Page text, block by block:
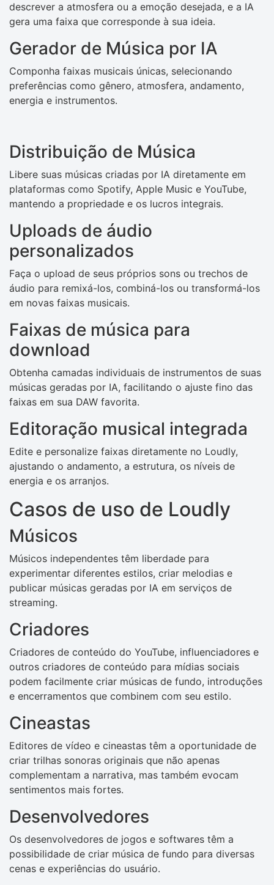
descrever a atmosfera ou a emoção desejada, e a IA
gera uma faixa que corresponde à sua ideia.
Gerador de Música por IA
Componha faixas musicais únicas, selecionando
preferências como gênero, atmosfera, andamento,
energia e instrumentos.
Distribuição de Música
Libere suas músicas criadas por IA diretamente em
plataformas como Spotify, Apple Music e YouTube,
mantendo a propriedade e os lucros integrais.
Uploads de áudio
personalizados
Faça o upload de seus próprios sons ou trechos de
áudio para remixá-los, combiná-los ou transformá-los
em novas faixas musicais.
Faixas de música para
download
Obtenha camadas individuais de instrumentos de suas
músicas geradas por IA, facilitando o ajuste fino das
faixas em sua DAW favorita.
Editoração musical integrada
Edite e personalize faixas diretamente no Loudly,
ajustando o andamento, a estrutura, os níveis de
energia e os arranjos.
Casos de uso de Loudly
Músicos
Músicos independentes têm liberdade para
experimentar diferentes estilos, criar melodias e
publicar músicas geradas por IA em serviços de
streaming.
Criadores
Criadores de conteúdo do YouTube, influenciadores e
outros criadores de conteúdo para mídias sociais
podem facilmente criar músicas de fundo, introduções
e encerramentos que combinem com seu estilo.
Cineastas
Editores de vídeo e cineastas têm a oportunidade de
criar trilhas sonoras originais que não apenas
complementam a narrativa, mas também evocam
sentimentos mais fortes.
Desenvolvedores
Os desenvolvedores de jogos e softwares têm a
possibilidade de criar música de fundo para diversas
cenas e experiências do usuário.